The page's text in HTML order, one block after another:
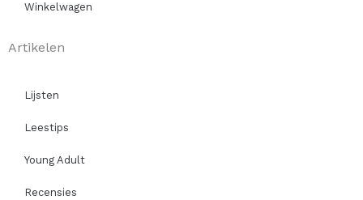
Winkelwagen
Artikelen
Lijsten
Leestips
Young Adult
Recensies